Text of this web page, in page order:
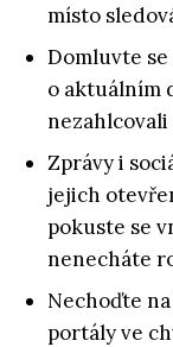
místo
Domluvte
o aktuálním
nezahlcovali
Zprávy i
jejich
pokuste se
nenecháte
Nechoďte
portály ve